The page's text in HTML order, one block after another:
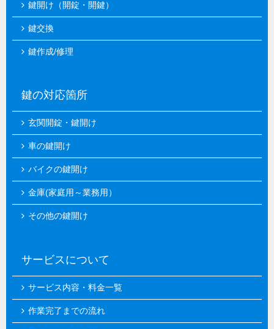
鍵開け（開錠・開鍵）
鍵交換
鍵作成/修理
鍵の対応箇所
玄関開錠・鍵開け
車の鍵開け
バイクの鍵開け
金庫(家庭用～業務用）
その他の鍵開け
サービスについて
サービス内容・料金一覧
作業完了までの流れ